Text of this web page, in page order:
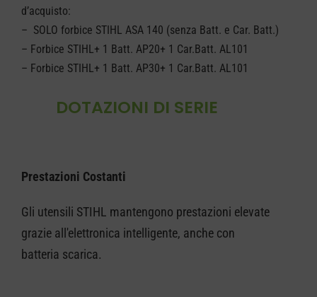
d’acquisto:
– SOLO forbice STIHL ASA 140 (senza Batt. e Car. Batt.)
– Forbice STIHL+ 1 Batt. AP20+ 1 Car.Batt. AL101
– Forbice STIHL+ 1 Batt. AP30+ 1 Car.Batt. AL101
DOTAZIONI DI SERIE
Prestazioni Costanti
Gli utensili STIHL mantengono prestazioni elevate
grazie all'elettronica intelligente, anche con
batteria scarica.